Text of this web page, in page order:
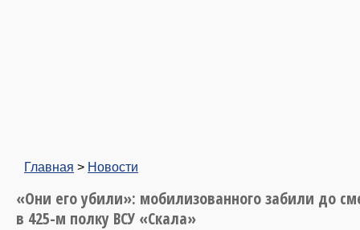
Главная > Новости
«Они его убили»: мобилизованного забили до
в 425-м полку ВСУ «Скала»